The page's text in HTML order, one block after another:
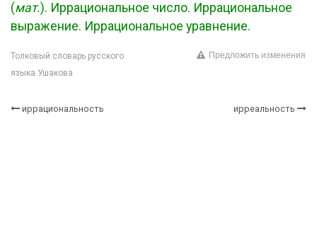
(мат.). Иррациональное число. Иррациональное
выражение. Иррациональное уравнение.
Толковый словарь русского
языка Ушакова
Предложить изменения
иррациональность ирреальность